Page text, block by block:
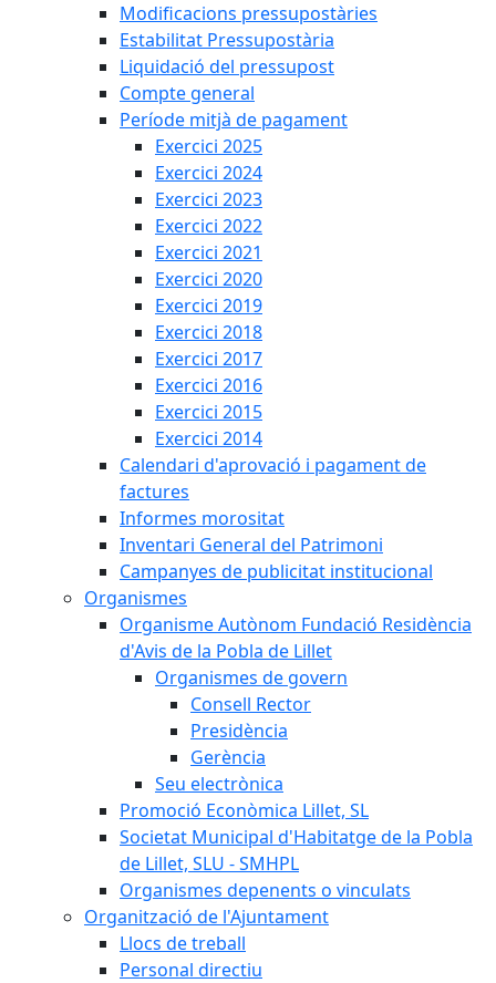
Modificacions pressupostàries
Estabilitat Pressupostària
Liquidació del pressupost
Compte general
Període mitjà de pagament
Exercici 2025
Exercici 2024
Exercici 2023
Exercici 2022
Exercici 2021
Exercici 2020
Exercici 2019
Exercici 2018
Exercici 2017
Exercici 2016
Exercici 2015
Exercici 2014
Calendari d'aprovació i pagament de
factures
Informes morositat
Inventari General del Patrimoni
Campanyes de publicitat institucional
Organismes
Organisme Autònom Fundació Residència
d'Avis de la Pobla de Lillet
Organismes de govern
Consell Rector
Presidència
Gerència
Seu electrònica
Promoció Econòmica Lillet, SL
Societat Municipal d'Habitatge de la Pobla
de Lillet, SLU - SMHPL
Organismes depenents o vinculats
Organització de l'Ajuntament
Llocs de treball
Personal directiu